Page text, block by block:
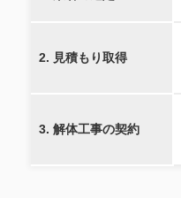
2. 見積もり取得
3. 解体工事の契約